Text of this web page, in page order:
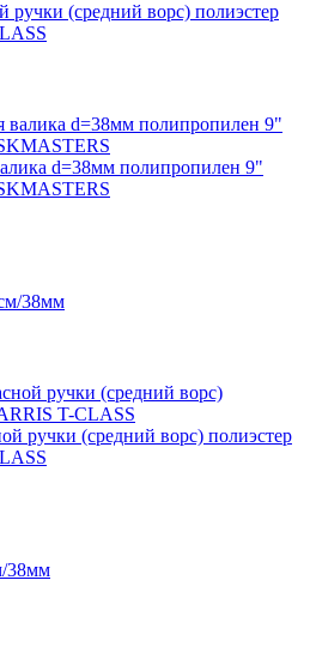
ручки (средний ворс) полиэстер
d=38мм полипропилен 9"
38мм
ручки (средний ворс) полиэстер
38мм